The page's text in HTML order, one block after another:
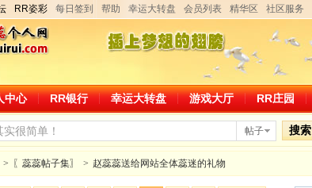
RR姿彩 每日签到 帮助 幸运大转盘 会员列表 精华区 社区服务
中心 RR银行 幸运大转盘 游戏大厅 RR庄园
帖子 搜索
> 〖蕊蕊帖子集〗 > 赵蕊蕊送给网站全体蕊迷的礼物